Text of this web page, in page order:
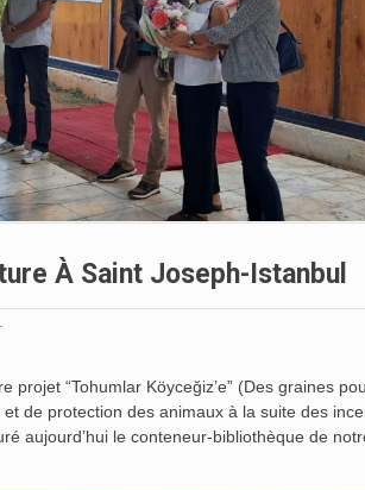
À Saint Joseph-Istanbul
projet “Tohumlar Köyceğiz’e” (Des graines
de protection des animaux à la suite des
aujourd’hui le conteneur-bibliothèque de